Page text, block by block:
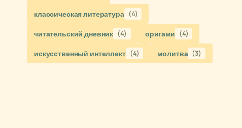
классическая литература (4)
читательский дневник (4) оригами (4)
искусственный интеллект (4) молитва (3)